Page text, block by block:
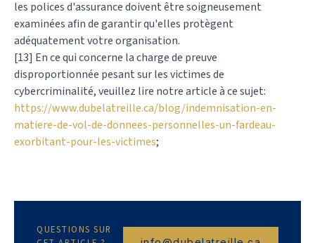
les polices d'assurance doivent être soigneusement
examinées afin de garantir qu'elles protègent
adéquatement votre organisation.
[13] En ce qui concerne la charge de preuve
disproportionnée pesant sur les victimes de
cybercriminalité, veuillez lire notre article à ce sujet:
https://www.dubelatreille.ca/blog/indemnisation-en-
matiere-de-vol-de-donnees-personnelles-un-fardeau-
exorbitant-pour-les-victimes;
QUESTIONS SUR